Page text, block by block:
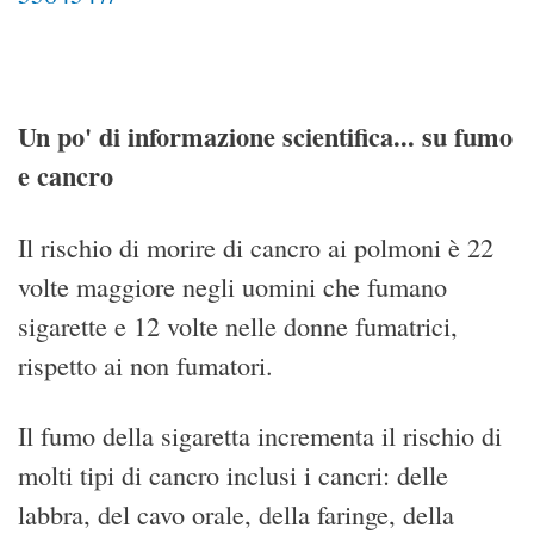
Un po' di informazione scientifica... su fumo
e cancro
Il rischio di morire di cancro ai polmoni è 22
volte maggiore negli uomini che fumano
sigarette e 12 volte nelle donne fumatrici,
rispetto ai non fumatori.
Il fumo della sigaretta incrementa il rischio di
molti tipi di cancro inclusi i cancri: delle
labbra, del cavo orale, della faringe, della